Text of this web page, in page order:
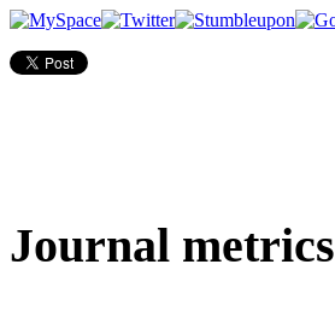
Journal metrics